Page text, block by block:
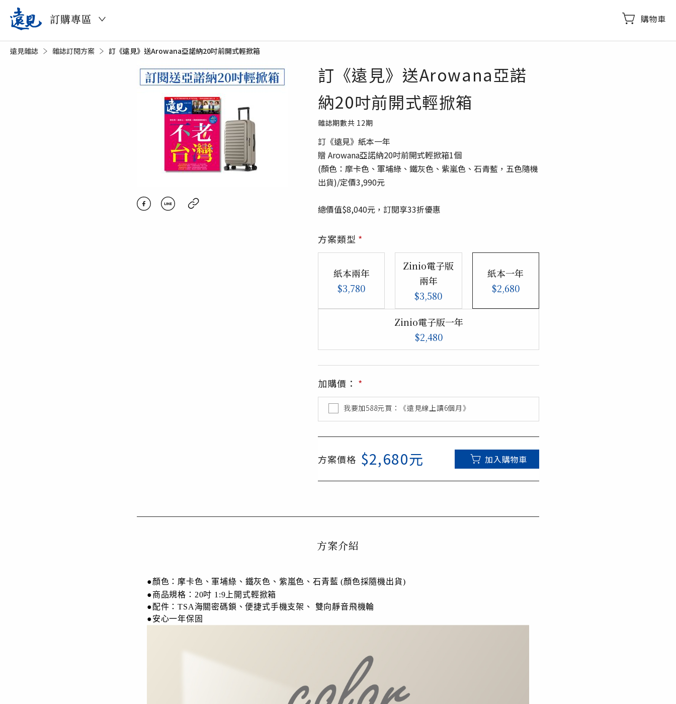
訂購專區 購物車
遠見雜誌 雜誌訂閱方案 目前頁面：
訂《遠見》送Arowana亞諾納20吋前開式輕掀箱
訂《遠見》送Arowana亞諾
納20吋前開式輕掀箱
雜誌期數共 12期
訂《遠見》紙本一年
贈 Arowana亞諾納20吋前開式輕掀箱1個
(顏色：摩卡色、軍埔綠、鐵灰色、紫嵐色、石青藍，五色隨機
出貨)/定價3,990元
總價值$8,040元，訂閱享33折優惠
方案類型 *
紙本兩年
$3,780
Zinio電子版
兩年
$3,580
紙本一年
$2,680
Zinio電子版一年
$2,480
加購價： *
我要加588元買：《遠見線上讀6個月》
方案價格 $2,680元 加入購物車
方案介紹
●顏色： 摩卡色、軍埔綠、鐵灰色、紫嵐色、石青藍 (顏色採隨機出貨)
●商品規格：20吋 1:9上開式輕掀箱
●配件：TSA海關密碼鎖、便捷式手機支架、
雙向靜音飛機輪
●安心一年保固